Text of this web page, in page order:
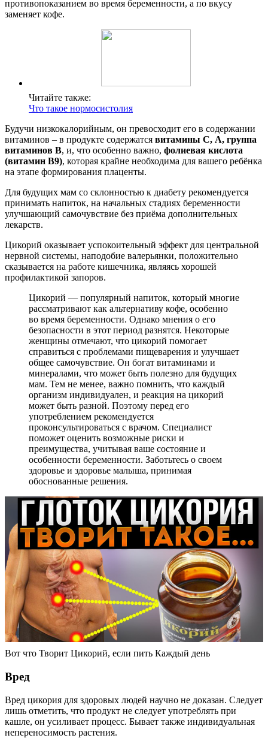
противопоказанием во время беременности, а по вкусу
заменяет кофе.
Читайте также:
Что такое нормосистолия
Будучи низкокалорийным, он превосходит его в содержании
витаминов – в продукте содержатся витамины С, А, группа
витаминов В, и, что особенно важно, фолиевая кислота
(витамин В9), которая крайне необходима для вашего ребёнка
на этапе формирования плаценты.
Для будущих мам со склонностью к диабету рекомендуется
принимать напиток, на начальных стадиях беременности
улучшающий самочувствие без приёма дополнительных
лекарств.
Цикорий оказывает успокоительный эффект для центральной
нервной системы, наподобие валерьянки, положительно
сказывается на работе кишечника, являясь хорошей
профилактикой запоров.
Цикорий — популярный напиток, который многие
рассматривают как альтернативу кофе, особенно
во время беременности. Однако мнения о его
безопасности в этот период разнятся. Некоторые
женщины отмечают, что цикорий помогает
справиться с проблемами пищеварения и улучшает
общее самочувствие. Он богат витаминами и
минералами, что может быть полезно для будущих
мам. Тем не менее, важно помнить, что каждый
организм индивидуален, и реакция на цикорий
может быть разной. Поэтому перед его
употреблением рекомендуется
проконсультироваться с врачом. Специалист
поможет оценить возможные риски и
преимущества, учитывая ваше состояние и
особенности беременности. Заботьтесь о своем
здоровье и здоровье малыша, принимая
обоснованные решения.
Вот что Творит Цикорий, если пить Каждый день
Вред
Вред цикория для здоровых людей научно не доказан. Следует
лишь отметить, что продукт не следует употреблять при
кашле, он усиливает процесс. Бывает также индивидуальная
непереносимость растения.